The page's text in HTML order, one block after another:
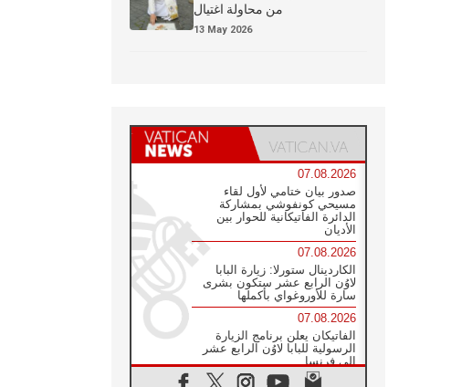
من محاولة اغتيال
13 May 2026
07.08.2026
صدور بيان ختامي لأول لقاء
مسيحي كونفوشي بمشاركة
الدائرة الفاتيكانية للحوار بين
الأديان
07.08.2026
الكاردينال ستورلا: زيارة البابا
لاوُن الرابع عشر ستكون بشرى
سارة للأوروغواي بأكملها
07.08.2026
الفاتيكان يعلن برنامج الزيارة
الرسولية للبابا لاوُن الرابع عشر
إلى فرنسا
07.08.2026